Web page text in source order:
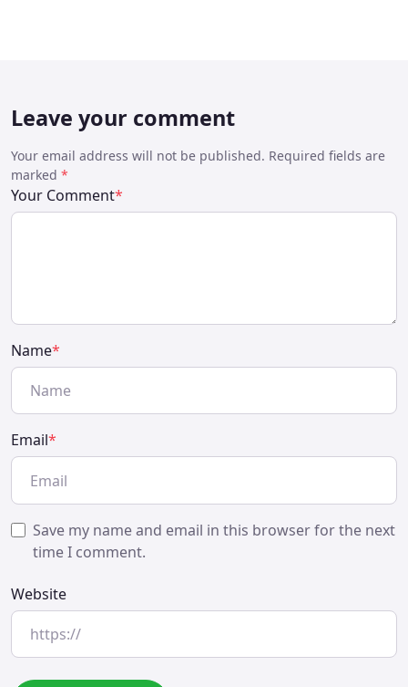
Leave your comment
Your email address will not be published. Required fields are
marked *
Your Comment*
Name*
Email*
Save my name and email in this browser for the next
time I comment.
Website